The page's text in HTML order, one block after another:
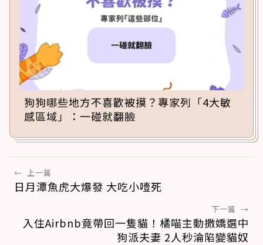
狗狗哪些地方不喜歡被摸？專家列「4大敏
感區域」：一碰就翻臉
← 上一篇
日月潭魚虎大爆發 大吃小噎死
下一篇 →
入住Airbnb竟帶回一隻貓！橘喵主動撒嬌選中
狗派夫妻 2人秒淪陷變貓奴